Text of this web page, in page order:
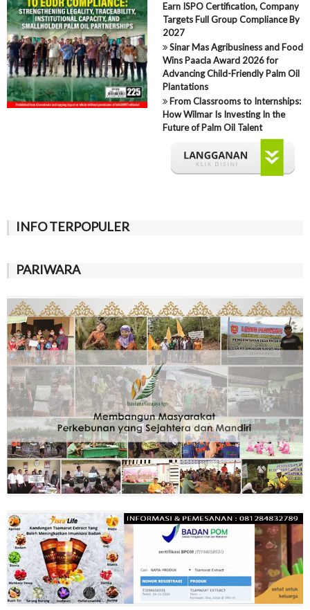
Earn ISPO Certification, Company
Targets Full Group Compliance By
2027
Sinar Mas Agribusiness and Food
Wins Paacla Award 2026 for
Advancing Child-Friendly Palm Oil
Plantations
From Classrooms to Internships:
How Wilmar Is Investing In the
Future of Palm Oil Talent
INFO TERPOPULER
PARIWARA